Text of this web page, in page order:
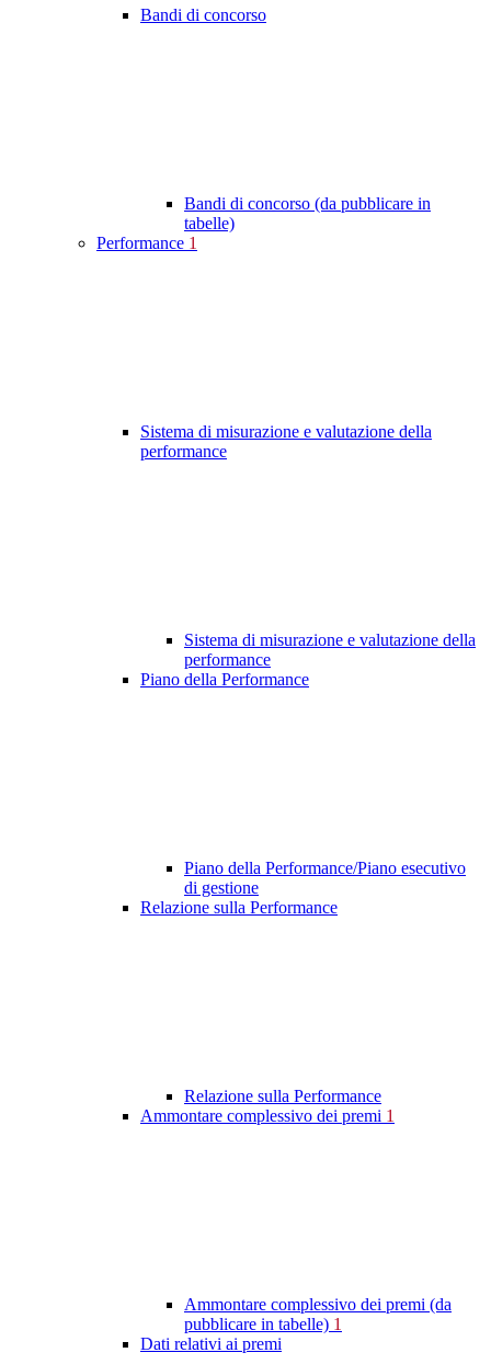
Bandi di concorso
Bandi di concorso (da pubblicare in
tabelle)
Performance 1
Sistema di misurazione e valutazione della
performance
Sistema di misurazione e valutazione della
performance
Piano della Performance
Piano della Performance/Piano esecutivo
di gestione
Relazione sulla Performance
Relazione sulla Performance
Ammontare complessivo dei premi 1
Ammontare complessivo dei premi (da
pubblicare in tabelle) 1
Dati relativi ai premi